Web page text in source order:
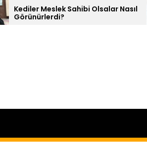
Sahibi Olsalar Nasıl